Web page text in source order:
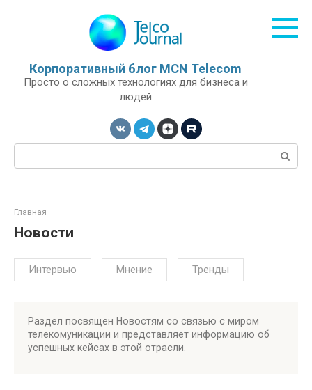
Корпоративный блог MCN Telecom
Просто о сложных технологиях для бизнеса и
людей
Главная
Новости
Интервью Мнение Тренды
Раздел посвящен Новостям со связью с миром
телекомуникации и представляет информацию об
успешных кейсах в этой отрасли.